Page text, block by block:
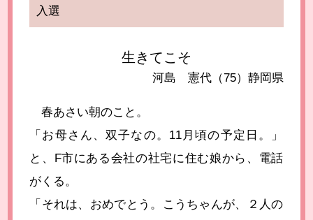
入選
生きてこそ
河島 憲代（75）静岡県
春あさい朝のこと。
「お母さん、双子なの。11月頃の予定日。」
と、F市にある会社の社宅に住む娘から、電話
がくる。
「それは、おめでとう。こうちゃんが、２人の